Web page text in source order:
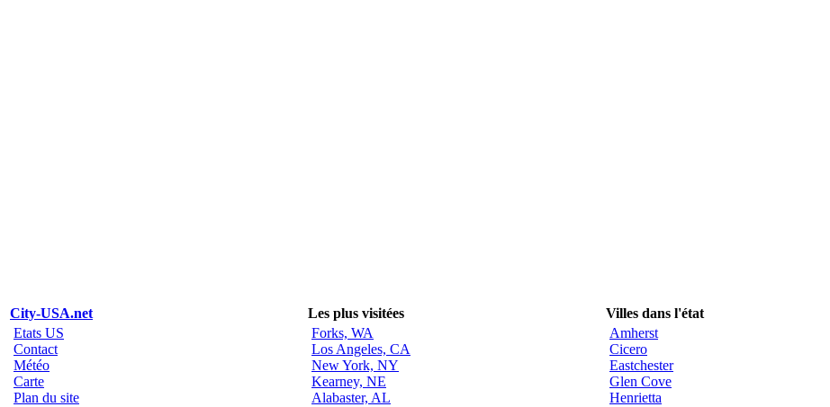
City-USA.net Les plus visitées Villes dans l'état
Etats US
Contact
Météo
Carte
Plan du site
Forks, WA
Los Angeles, CA
New York, NY
Kearney, NE
Alabaster, AL
Amherst
Cicero
Eastchester
Glen Cove
Henrietta